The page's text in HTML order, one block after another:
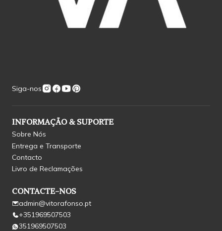
Siga-nos
INFORMAÇÃO & SUPORTE
Sobre Nós
Entrega e Transporte
Contacto
Livro de Reclamações
CONTACTE-NOS
admin@vitorafonso.pt
+351969507503
351969507503